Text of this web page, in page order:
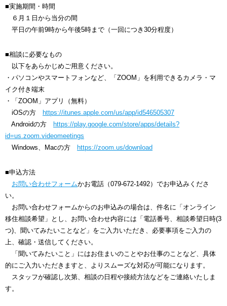
■実施期間・時間
６月１日から当分の間
平日の午前9時から午後5時まで（一回につき30分程度）
■相談に必要なもの
以下をあらかじめご用意ください。
・パソコンやスマートフォンなど、「ZOOM」を利用できるカメラ・マ
イク付き端末
・「ZOOM」アプリ（無料）
iOSの方
https://itunes.apple.com/us/app/id546505307
Androidの方
https://play.google.com/store/apps/details?
id=us.zoom.videomeetings
Windows、Macの方
https://zoom.us/download
■申込方法
お問い合わせフォームかお電話（079-672-1492）でお申込みくださ
い。
お問い合わせフォームからのお申込みの場合は、件名に「オンライン
移住相談希望」とし、お問い合わせ内容には「電話番号、相談希望日時(3
つ)、聞いてみたいことなど」をご入力いただき、必要事項をご入力の
上、確認・送信してください。
「聞いてみたいこと」にはお住まいのことやお仕事のことなど、具体
的にご入力いただきますと、よりスムーズな対応が可能になります。
スタッフが確認し次第、相談の日程や接続方法などをご連絡いたしま
す。